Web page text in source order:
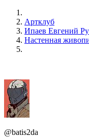
Артклуб
Ипаев Евгений
Настенная
@batis2da